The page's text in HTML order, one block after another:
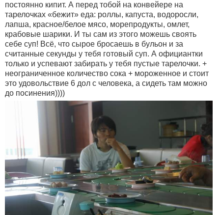
постоянно кипит. А перед тобой на конвейере на
тарелочках «бежит» еда: роллы, капуста, водоросли,
лапша, красное/белое мясо, морепродукты, омлет,
крабовые шарики. И ты сам из этого можешь своять
себе суп! Всё, что сырое бросаешь в бульон и за
считанные секунды у тебя готовый суп. А официантки
только и успевают забирать у тебя пустые тарелочки. +
неограниченное количество сока + мороженное и стоит
это удовольствие 6 дол с человека, а сидеть там можно
до посинения))))